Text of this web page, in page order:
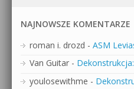
NAJNOWSZE KOMENTARZE
roman i. drozd - ASM
Van Guitar -
youlosewithme -